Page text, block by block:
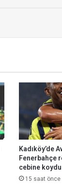
Kadıköy’de
Fenerbahçe
cebine koydu
15 saat önce